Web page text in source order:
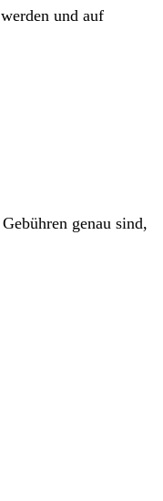
und auf
genau sind,